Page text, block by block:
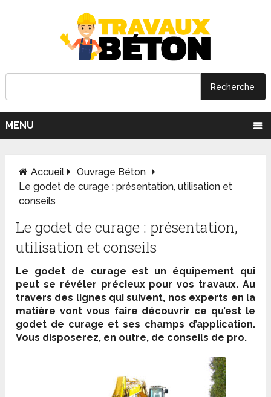
MENU
Accueil
Ouvrage Béton
Le godet de curage : présentation, utilisation et
conseils
Le godet de curage : présentation,
utilisation et conseils
Le godet de curage est un équipement qui
peut se révéler précieux pour vos travaux. Au
travers des lignes qui suivent, nos experts en la
matière vont vous faire découvrir ce qu’est le
godet de curage et ses champs d’application.
Vous disposerez, en outre, de conseils de pro.